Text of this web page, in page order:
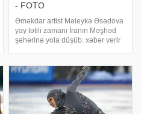
- FOTO
Əməkdar artist Məleykə Əsədova
yay tətili zamanı İranın Məşhəd
şəhərinə yola düşüb. xəbər verir
olunan Məşhdəddən foto
paylaşıb. Hicabda görüntülənən
Məleykə paylaşımın